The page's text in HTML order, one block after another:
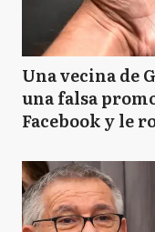
Una vecina de
una falsa
Facebook y le